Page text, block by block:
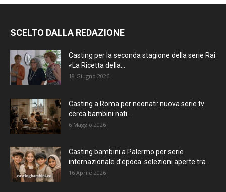
SCELTO DALLA REDAZIONE
Casting per la seconda stagione della serie Rai
«La Ricetta della...
18 Giugno 2026
Casting a Roma per neonati: nuova serie tv
cerca bambini nati...
6 Maggio 2026
Casting bambini a Palermo per serie
internazionale d’epoca: selezioni aperte tra...
16 Aprile 2026